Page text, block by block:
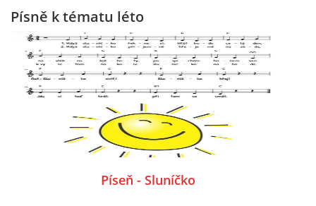
O MĚ
FOTOALBUM
DĚJINY VÝTVARNÉHO UMĚNÍ
NOVINKY ZE ŠKOLSTVÍ 2025
Písně k tématu léto
Píseň - Sluníčko